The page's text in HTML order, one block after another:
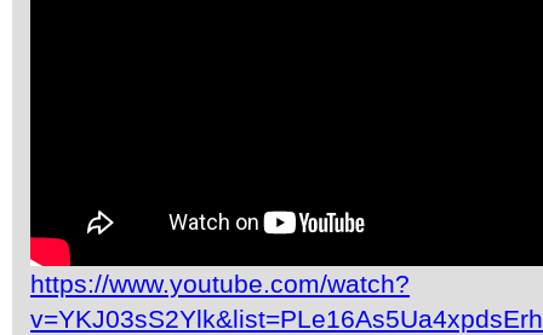
https://www.youtube.com/watch?